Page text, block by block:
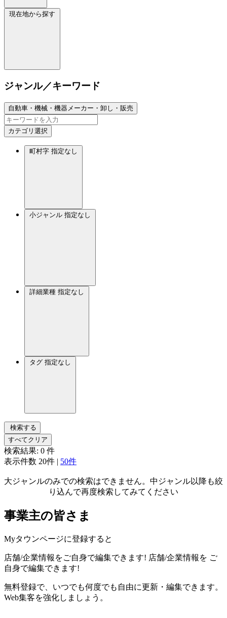
現在地から探す
ジャンル／キーワード
自動車・機械・機器メーカー・卸し・販売
カテゴリ選択
町村字 指定なし
小ジャンル 指定なし
詳細業種 指定なし
タグ 指定なし
検索する
すべてクリア
検索結果: 0 件
表示件数 20件 | 50件
大ジャンルのみでの検索はできません。中ジャンル以降も絞
り込んで再度検索してみてください
事業主の皆さま
Myタウンページに登録すると
店舗/企業情報をご自身で編集できます! 店舗/企業情報を ご
自身で編集できます!
無料登録で、いつでも何度でも自由に更新・編集できます。
Web集客を強化しましょう。